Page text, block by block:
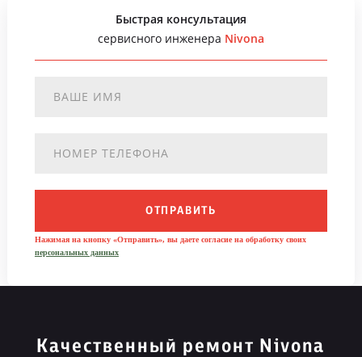
Быстрая консультация
сервисного инженера Nivona
ОТПРАВИТЬ
Нажимая на кнопку «Отправить», вы даете согласие на обработку своих
персональных данных
Качественный ремонт Nivona